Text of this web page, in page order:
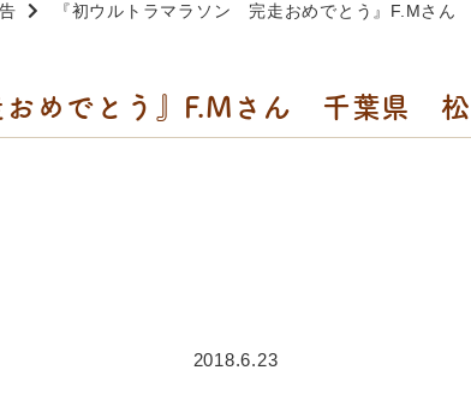
『初ウルトラマラソン 完走おめでとう』F.Mさ
おめでとう』F.Mさん 千葉県
2018.6.23